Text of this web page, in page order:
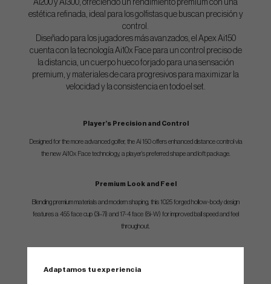
Ai200 y Ai300, ofreciendo un rendimiento premium con una
estética refinada, ideal para los golfistas que buscan precisión y
control.
Diseñado para los jugadores más avanzados, el Apex Ai150
cuenta con la tecnología Ai10x Face para un control preciso de
la distancia, un cuerpo hueco forjado para una sensación
premium, y materiales de cara progresivos para maximizar la
velocidad y la consistencia en todo el set.
Player’s Precision and Control
Designed for the more advanced golfer, the Ai 150 offers enhanced distance control via
the new Ai10x Face technology, a player’s preferred shape and loft package.
Premium Look and Feel
Blending premium materials and modern shaping, this 1025 forged hollow-body design
features a 455 face cup (3i–7i) and 17-4 face (8i-W) for improved ball speed and feel
throughout.
SPEC.
Adaptamos tu experiencia